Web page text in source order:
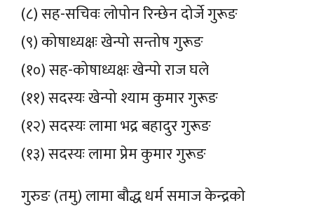
(८) सह-सचिवः लोपोन रिन्छेन दोर्जे गुरूङ
(९) कोषाध्यक्षः खेन्पो सन्तोष गुरूङ
(१०) सह-कोषाध्यक्षः खेन्पो राज घले
(११) सदस्यः खेन्पो श्याम कुमार गुरूङ
(१२) सदस्यः लामा भद्र बहादुर गुरूङ
(१३) सदस्यः लामा प्रेम कुमार गुरूङ
गुरुङ (तमु) लामा बौद्ध धर्म समाज केन्द्रको